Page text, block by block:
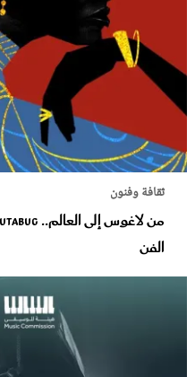
ثقافة وفنون
الفن